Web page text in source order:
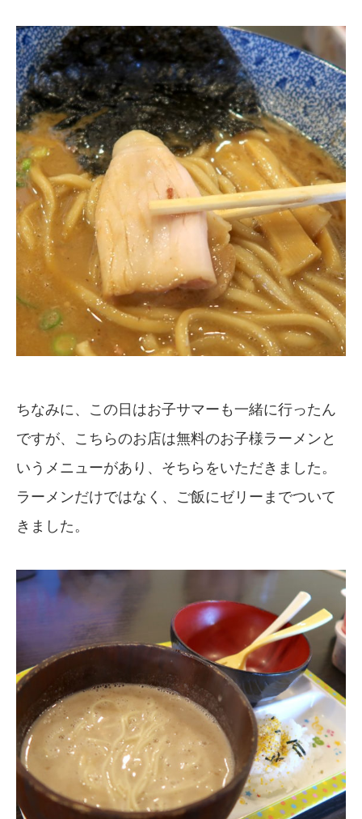
ちなみに、この日はお子サマーも一緒に行ったん
ですが、こちらのお店は無料のお子様ラーメンと
いうメニューがあり、そちらをいただきました。
ラーメンだけではなく、ご飯にゼリーまでついて
きました。